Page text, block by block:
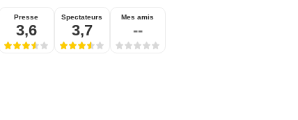
Presse
3,6
Spectateurs
3,7
Mes amis
--